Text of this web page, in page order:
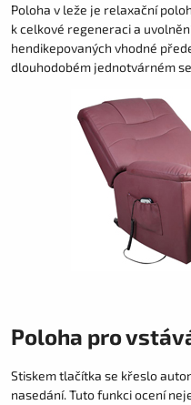
Poloha v leže je relaxační
k celkové regeneraci a
hendikepovaných vhodné
dlouhodobém jednotvárném
Poloha pro
Stiskem tlačítka se křeslo
nasedání. Tuto funkci ocení